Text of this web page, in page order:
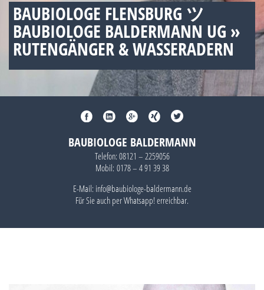
BAUBIOLOGE FLENSBURG ツ
BAUBIOLOGE BALDERMANN UG »
RUTENGÄNGER & WASSERADERN
BAUBIOLOGE BALDERMANN
Telefon: 08121 – 2259056
Mobil: 0178 – 4 91 39 38
E-Mail: info@baubiologe-baldermann.de
Für Sie auch perWhatsapp!erreichbar.